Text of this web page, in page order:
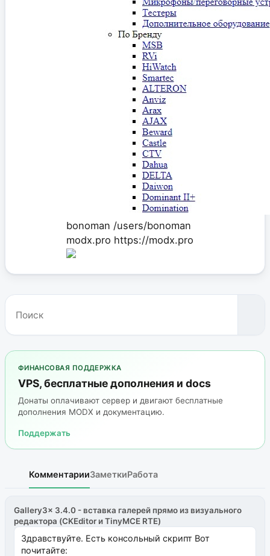
bonoman /users/bonoman
modx.pro https://modx.pro
ФИНАНСОВАЯ ПОДДЕРЖКА
VPS, бесплатные дополнения и docs
Донаты оплачивают сервер и двигают бесплатные
дополнения MODX и документацию.
Поддержать
КомментарииЗаметкиРабота
Gallery3x 3.4.0 - вставка галерей прямо из визуального
редактора (CKEditor и TinyMCE RTE)
Здравствуйте. Есть консольный скрипт Вот
почитайте: